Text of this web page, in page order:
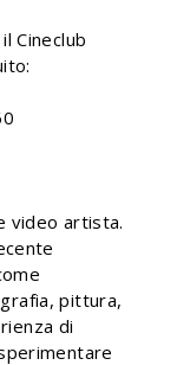
Cineclub
video artista.
pittura,
di